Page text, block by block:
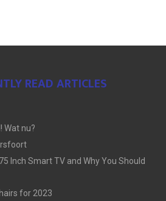
READ ARTICLES
Wat nu?
Inch Smart TV and Why You Should
for 2023